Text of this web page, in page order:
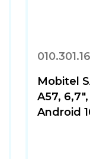
Mobitel
A57,
Android